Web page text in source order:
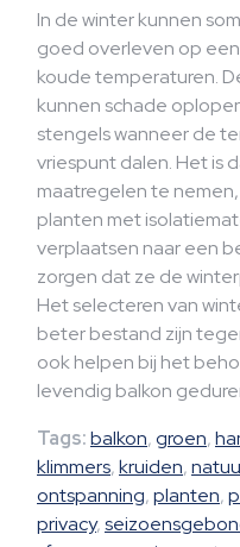
In de winter kunnen
goed overleven op
koude temperaturen.
kunnen schade
stengels wanneer de
vriespunt dalen. Het is
maatregelen te
planten met
verplaatsen naar een
zorgen dat ze de
Het selecteren van
beter bestand zijn
ook helpen bij het
levendig balkon
Tags:balkon,groen,
klimmers,kruiden,
ontspanning,planten,
privacy,